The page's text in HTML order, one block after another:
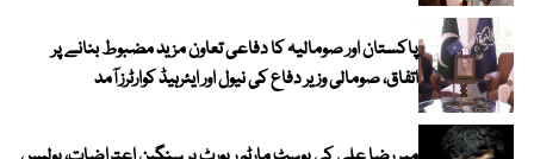
پاکستان اور صومالیہ کا دفاعی تعاون مزید مضبوط بنانے پر
اتفاق، صومالی وزیر دفاع کی نیول اور ایئرہیڈ کوارٹرز آمد